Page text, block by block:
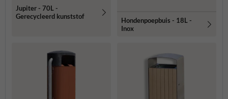
Jupiter - 70L -
Gerecycleerd kunststof
Hondenpoepbuis - 18L -
Inox